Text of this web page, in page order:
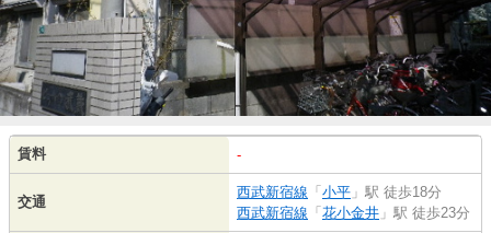
賃料 -
交通
西武新宿線 「 小平 」駅 徒歩18分
西武新宿線 「 花小金井 」駅 徒歩23分